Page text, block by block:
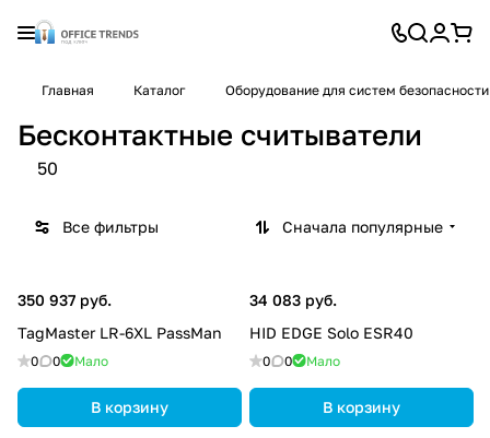
Главная Каталог Оборудование для систем безопасности
Бесконтактные считыватели
50
Все фильтры Сначала популярные
350 937 руб.
TagMaster LR-6XL PassMan
0 0 Мало
В корзину
34 083 руб.
HID EDGE Solo ESR40
0 0 Мало
В корзину